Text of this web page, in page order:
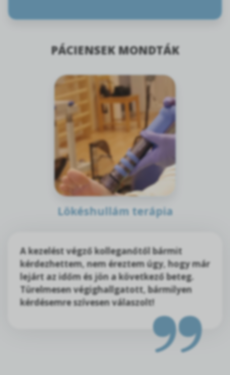
PÁCIENSEK MONDTÁK
Lökéshullám terápia
A kezelést végző kolleganőtől bármit
kérdezhettem, nem éreztem úgy, hogy már
lejárt az időm és jön a következő beteg.
Türelmesen végighallgatott, bármilyen
kérdésemre szívesen válaszolt!